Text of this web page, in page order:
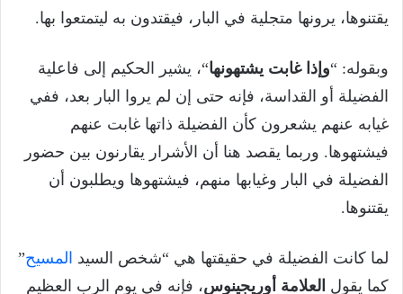
يقتنوها، يرونها متجلية في البار، فيقتدون به ليتمتعوا بها.
وبقوله: “وإذا غابت يشتهونها“، يشير الحكيم إلى فاعلية
الفضيلة أو القداسة، فإنه حتى إن لم يروا البار بعد، ففي
غيابه عنهم يشعرون كأن الفضيلة ذاتها غابت عنهم
فيشتهوها. وربما يقصد هنا أن الأشرار يقارنون بين حضور
الفضيلة في البار وغيابها منهم، فيشتهوها ويطلبون أن
يقتنوها.
لما كانت الفضيلة في حقيقتها هي “شخص السيد المسيح”
كما يقول العلامة أوريجينوس، فإنه في يوم الرب العظيم